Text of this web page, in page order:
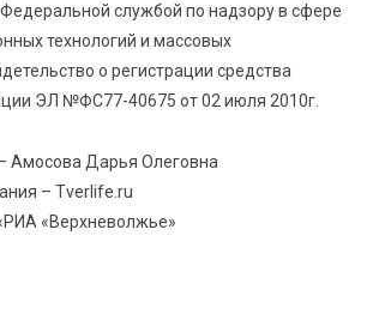
жители Твери расстаются с
отделение гнойной хирургии
службой по надзору в сфере
технологий и массовых
о регистрации средства
ЭЛ №ФС77-40675 от 02 июля 2010г.
Амосова Дарья Олеговна
– Tverlife.ru
«Верхневолжье»